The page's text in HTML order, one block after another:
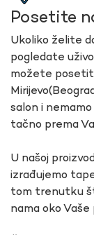
Posetite
Ukoliko želite
pogledate
možete posetiti
salon i
tačno prema
U našoj
izrađujemo
tom trenutku
nama oko